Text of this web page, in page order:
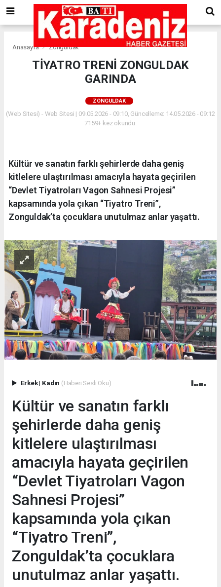
Anasayfa Zonguldak
TİYATRO TRENİ ZONGULDAK
GARINDA
ZONGULDAK
(Web Sitesi) - Web Sitesi | 09.05.2026 - 09:10, Güncelleme: 14.05.2026 - 09:12
7159+ kez okundu.
Kültür ve sanatın farklı şehirlerde daha geniş
kitlelere ulaştırılması amacıyla hayata geçirilen
“Devlet Tiyatroları Vagon Sahnesi Projesi”
kapsamında yola çıkan “Tiyatro Treni”,
Zonguldak’ta çocuklara unutulmaz anlar yaşattı.
Erkek| Kadın (Haberi Sesli Oku)
Kültür ve sanatın farklı
şehirlerde daha geniş
kitlelere ulaştırılması
amacıyla hayata geçirilen
“Devlet Tiyatroları Vagon
Sahnesi Projesi”
kapsamında yola çıkan
“Tiyatro Treni”,
Zonguldak’ta çocuklara
unutulmaz anlar yaşattı.